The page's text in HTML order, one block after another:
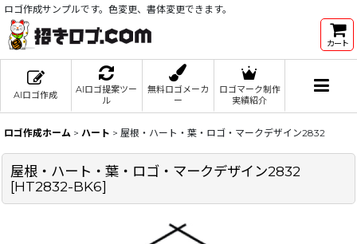
ロゴ作成サンプルです。色変更、書体変更できます。
カート
AIロゴ作成
AIロゴ提案ツー
ル
無料ロゴメーカ
ー
ロゴマーク制作
実績紹介
ロゴ作成ホーム > ハート > 屋根・ハート・葉・ロゴ・マークデザイン2832
屋根・ハート・葉・ロゴ・マークデザイン2832
[HT2832-BK6]